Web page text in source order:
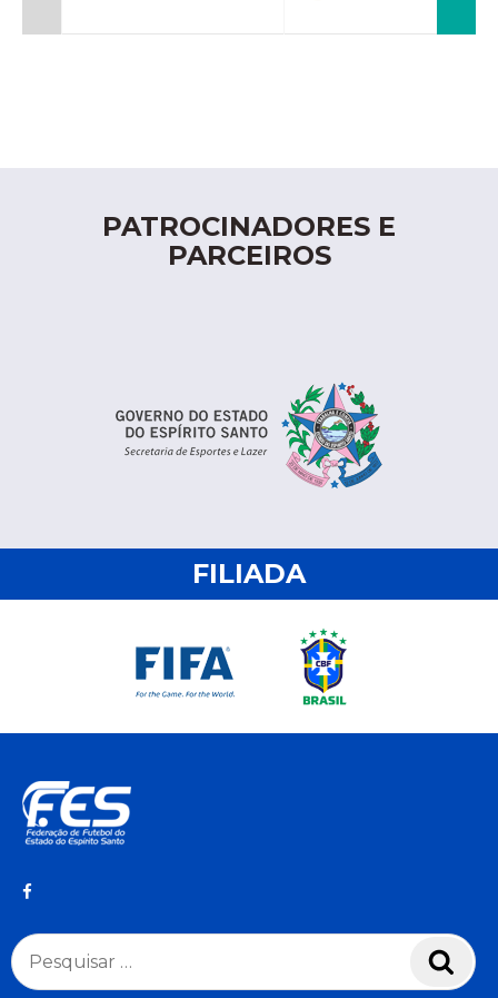
PATROCINADORES E
PARCEIROS
FILIADA
Pesquisar
por: